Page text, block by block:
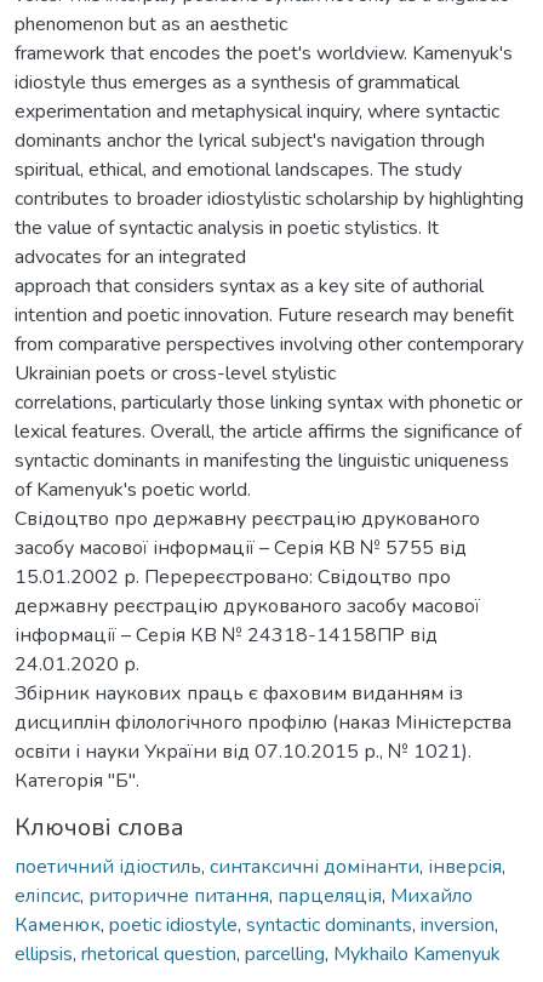
phenomenon but as an aesthetic
framework that encodes the poet's worldview. Kamenyuk's
idiostyle thus emerges as a synthesis of grammatical
experimentation and metaphysical inquiry, where syntactic
dominants anchor the lyrical subject's navigation through
spiritual, ethical, and emotional landscapes. The study
contributes to broader idiostylistic scholarship by highlighting
the value of syntactic analysis in poetic stylistics. It
advocates for an integrated
approach that considers syntax as a key site of authorial
intention and poetic innovation. Future research may benefit
from comparative perspectives involving other contemporary
Ukrainian poets or cross-level stylistic
correlations, particularly those linking syntax with phonetic or
lexical features. Overall, the article affirms the significance of
syntactic dominants in manifesting the linguistic uniqueness
of Kamenyuk's poetic world.
Свідоцтво про державну реєстрацію друкованого
засобу масової інформації – Серія КВ № 5755 від
15.01.2002 р. Перереєстровано: Свідоцтво про
державну реєстрацію друкованого засобу масової
інформації – Серія КВ № 24318-14158ПР від
24.01.2020 р.
Збірник наукових праць є фаховим виданням із
дисциплін філологічного профілю (наказ Міністерства
освіти і науки України від 07.10.2015 р., № 1021).
Категорія "Б".
Ключові слова
поетичний ідіостиль, синтаксичні домінанти, інверсія,
еліпсис, риторичне питання, парцеляція, Михайло
Каменюк, poetic idiostyle, syntactic dominants, inversion,
ellipsis, rhetorical question, parcelling, Mykhailo Kamenyuk